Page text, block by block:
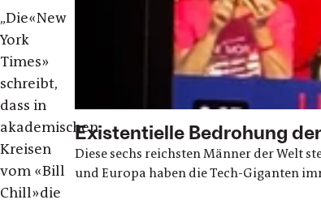
„Die«New
York
Times»
schreibt,
dass in
akademischen
Kreisen
vom «Bill
Chill»die
Existentielle Bedrohung
Diese sechs reichsten Männer der Welt
und Europa haben die Tech-Giganten